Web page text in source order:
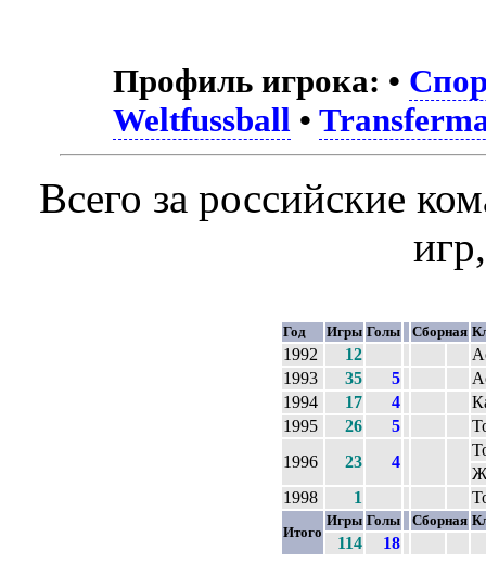
Профиль игрока: •
Weltfussball •
Всего за российские
Год Игры Голы Сборная
1992 12
1993
35 5
1994
17 4
1995
26 5
1996
23 4
1998
1
Итого
Игры Голы Сборная
114 18